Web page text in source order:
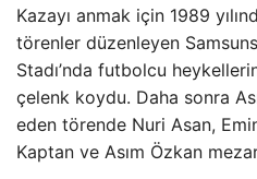
Kazayı anmak için 1989
törenler düzenleyen
Stadı’nda futbolcu
çelenk koydu. Daha sonra
eden törende Nuri Asan,
Kaptan ve Asım Özkan